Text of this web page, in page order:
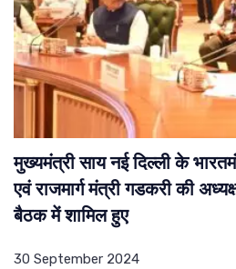
मुख्यमंत्री साय नई दिल्ली के
एवं राजमार्ग मंत्री गडकरी की
बैठक में शामिल हुए
30 September 2024